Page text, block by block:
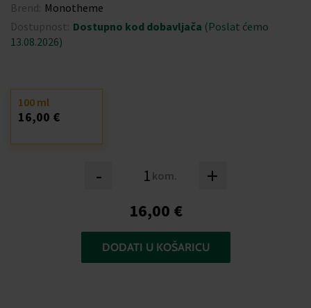
Brend: Monotheme
Dostupnost: Dostupno kod dobavljača (Poslat ćemo
13.08.2026)
- kom. +
100 ml
16,00 €
16,00 €
DODATI U KOŠARICU